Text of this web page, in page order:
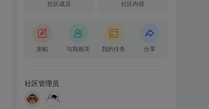
社区成员 社区内容
发帖 与我相关 我的任务 分享
社区管理员